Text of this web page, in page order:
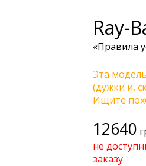
Ray-
«Правила
Эта
(дужки и,
Ищите
12640
не
заказу